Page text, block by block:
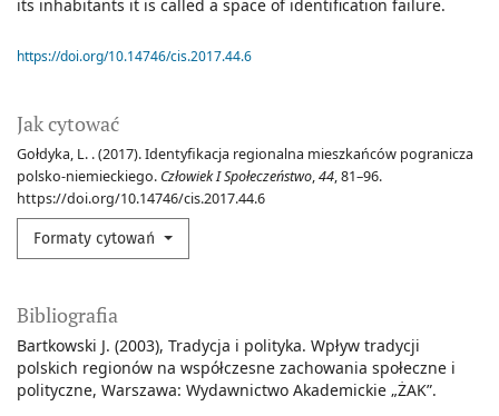
Jak cytować
Gołdyka, L. . (2017). Identyfikacja regionalna mieszkańców pogranicza
polsko-niemieckiego. Człowiek I Społeczeństwo,44, 81–96.
https://doi.org/10.14746/cis.2017.44.6
Formaty cytowań
its inhabitants it is called a space of identification failure.
https://doi.org/10.14746/cis.2017.44.6
Bibliografia
Bartkowski J. (2003), Tradycja i polityka. Wpływ tradycji
polskich regionów na współczesne zachowania społeczne i
polityczne, Warszawa: Wydawnictwo Akademickie „ŻAK”.